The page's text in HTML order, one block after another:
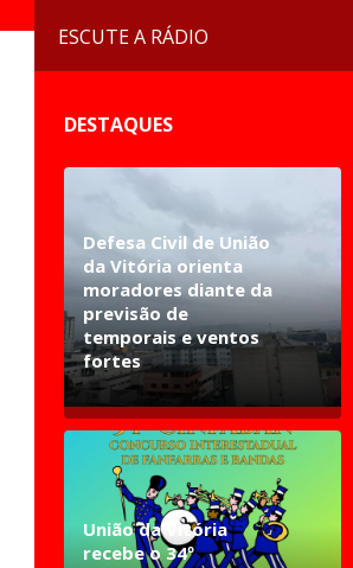
ESCUTE A RÁDIO
DESTAQUES
Defesa Civil de União
da Vitória orienta
moradores diante da
previsão de
temporais e ventos
fortes
União da Vitória
recebe o 34º